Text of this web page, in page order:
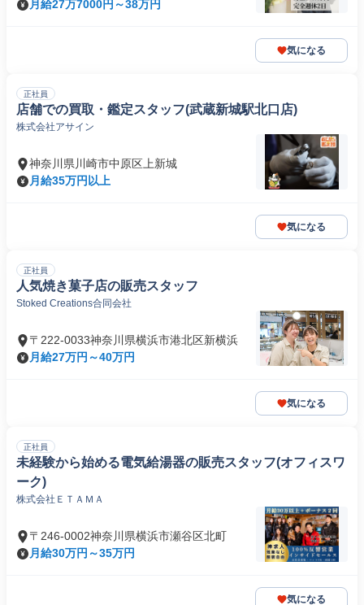
月給27万7000円～38万円
気になる
正社員
店舗での買取・鑑定スタッフ(武蔵新城駅北口店)
株式会社アサイン
神奈川県川崎市中原区上新城
月給35万円以上
気になる
正社員
人気焼き菓子店の販売スタッフ
Stoked Creations合同会社
〒222-0033神奈川県横浜市港北区新横浜
月給27万円～40万円
気になる
正社員
未経験から始める電気給湯器の販売スタッフ(オフィスワ
ーク)
株式会社ＥＴＡＭＡ
〒246-0002神奈川県横浜市瀬谷区北町
月給30万円～35万円
気になる